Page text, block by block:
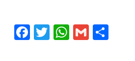
F
T
W G